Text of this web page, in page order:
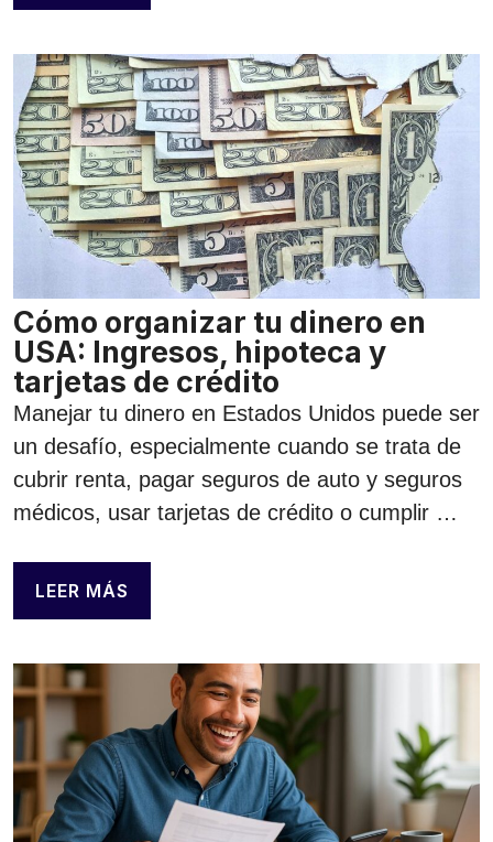
Cómo organizar tu dinero en
USA: Ingresos, hipoteca y
tarjetas de crédito
Manejar tu dinero en Estados Unidos puede ser
un desafío, especialmente cuando se trata de
cubrir renta, pagar seguros de auto y seguros
médicos, usar tarjetas de crédito o cumplir …
LEER MÁS